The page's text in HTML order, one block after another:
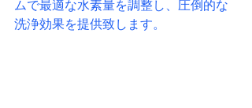
ムで最適な水素量を調整し、圧倒的な
洗浄効果を提供致します。